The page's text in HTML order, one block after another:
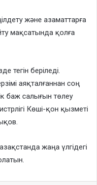
және азаматтарға
мақсатында қолға
тегін беріледі.
аяқталғаннан соң
баж салығын төлеу
Көші-қон қызметі
жаңа үлгідегі